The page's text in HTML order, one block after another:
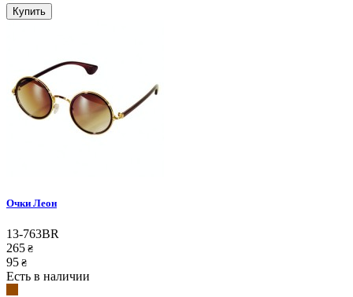
Купить
Очки Леон
13-763BR
265 ₴
95 ₴
Есть в наличии